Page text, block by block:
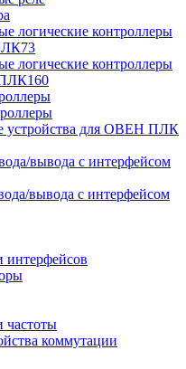
логические контроллеры
логические контроллеры
устройства для ОВЕН ПЛК
вывода с интерфейсом
вывода с интерфейсом
интерфейсов
частоты
коммутации